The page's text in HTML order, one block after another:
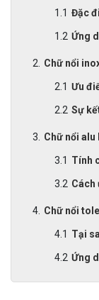
Đặc
Ứng
Chữ nổi
Ưu
Sự
Chữ nổi
Tính
Cách
Chữ nổi
Tại
Ứng